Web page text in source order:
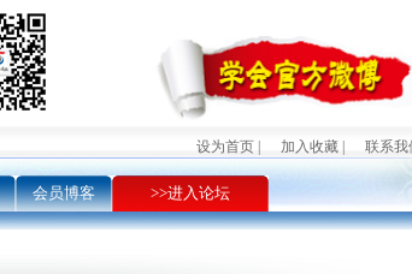
设为首页 | 加入收藏 | 联系我
会员博客 >>进入论坛